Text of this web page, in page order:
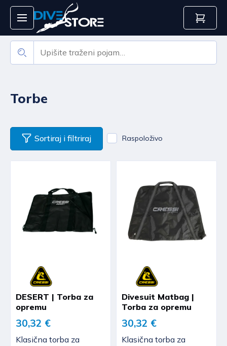
Torbe
Sortiraj i filtriraj Raspoloživo
DESERT | Torba za
opremu
30,32 €
Klasična torba za
Divesuit Matbag |
Torba za opremu
30,32 €
Klasična torba za